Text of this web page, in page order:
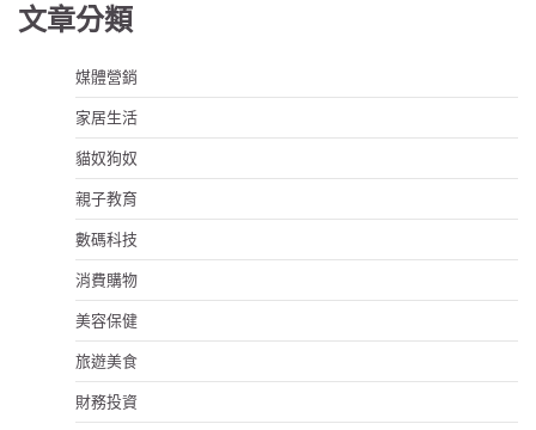
文章分類
媒體營銷
家居生活
貓奴狗奴
親子教育
數碼科技
消費購物
美容保健
旅遊美食
財務投資